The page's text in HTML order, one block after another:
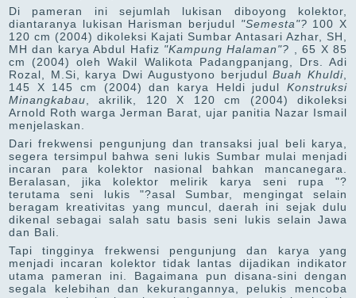
Di pameran ini sejumlah lukisan diboyong kolektor,
diantaranya lukisan Harisman berjudul "Semesta"? 100 X
120 cm (2004) dikoleksi Kajati Sumbar Antasari Azhar, SH,
MH dan karya Abdul Hafiz "Kampung Halaman"?
, 65 X 85
cm (2004) oleh Wakil Walikota Padangpanjang, Drs. Adi
Rozal, M.Si, karya Dwi Augustyono berjudul Buah Khuldi
145 X 145 cm (2004) dan karya Heldi judul Konstruksi
Minangkabau , akrilik, 120 X 120 cm (2004) dikoleksi
Arnold Roth warga Jerman Barat, ujar panitia Nazar Ismail
menjelaskan.
Dari frekwensi pengunjung dan transaksi jual beli karya,
segera tersimpul bahwa seni lukis Sumbar mulai menjadi
incaran para kolektor nasional bahkan mancanegara.
Beralasan, jika kolektor melirik karya seni rupa "?
terutama seni lukis "?asal Sumbar, mengingat selain
beragam kreativitas yang muncul, daerah ini sejak dulu
dikenal sebagai salah satu basis seni lukis selain Jawa
dan Bali.
Tapi tingginya frekwensi pengunjung dan karya yang
menjadi incaran kolektor tidak lantas dijadikan indikator
utama pameran ini. Bagaimana pun disana-sini dengan
segala kelebihan dan kekurangannya, pelukis mencoba